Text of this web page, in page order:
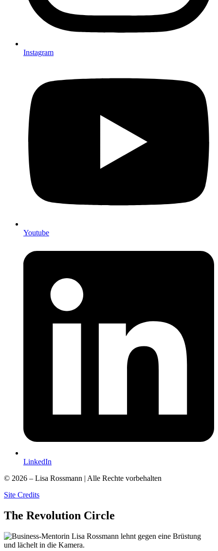
Instagram
Youtube
LinkedIn
© 2026 – Lisa Rossmann | Alle Rechte vorbehalten
Site Credits
The Revolution Circle